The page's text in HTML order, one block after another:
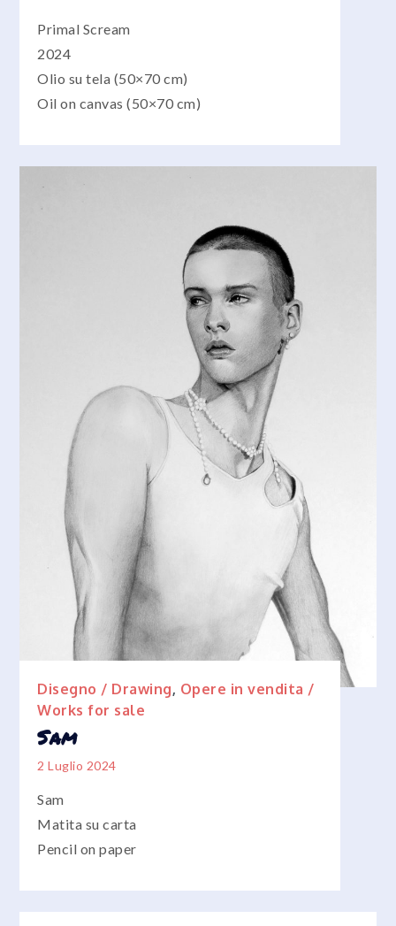
Primal Scream
2024
Olio su tela (50×70 cm)
Oil on canvas (50×70 cm)
Disegno / Drawing, Opere in vendita /
Works for sale
Sam
2 Luglio 2024
Sam
Matita su carta
Pencil on paper